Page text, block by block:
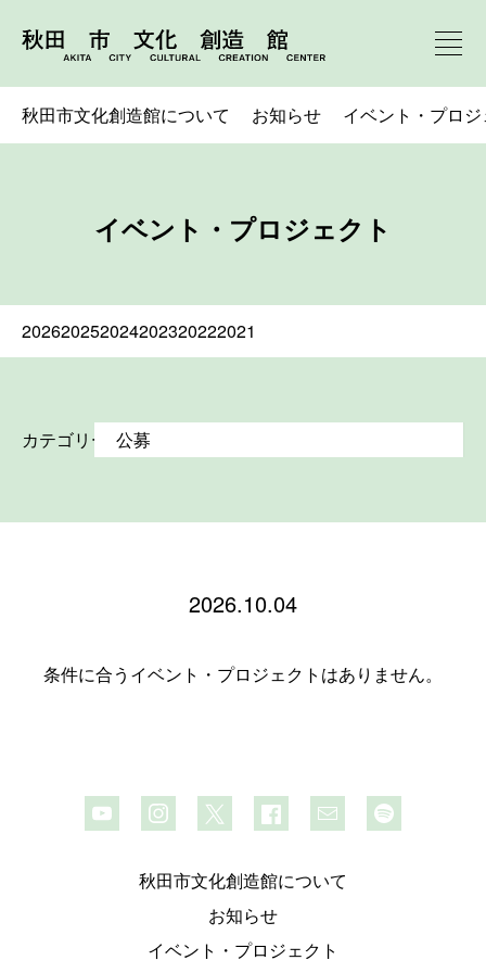
秋田市文化創造館について お知らせ イベント・プロ
イベント・プロジェクト
202620252024202320222021
カテゴリー
2026.10.04
条件に合うイベント・プロジェクトはありません。
秋田市文化創造館について
お知らせ
イベント・プロジェクト